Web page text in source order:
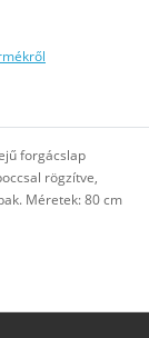
forgácslap
rögzítve,
Méretek: 80 cm